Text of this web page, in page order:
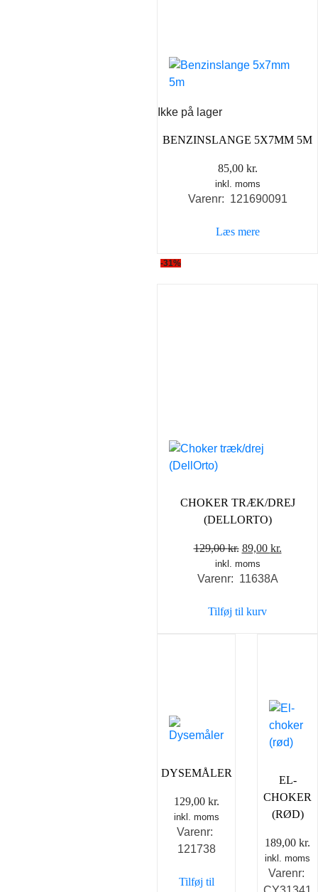
Ikke på lager
BENZINSLANGE 5X7MM 5M
85,00 kr.
inkl. moms
Varenr: 121690091
Læs mere
-31%
CHOKER TRÆK/DREJ
(DELLORTO)
129,00kr. Den
oprindelige
pris
129,00 kr..
89,00 kr.
inkl. moms
Varenr: 11638A
Tilføj til kurv
DYSEMÅLER
129,00 kr.
inkl. moms
Varenr:
121738
Tilføj til
EL-
CHOKER
(RØD)
189,00 kr.
inkl. moms
Varenr: